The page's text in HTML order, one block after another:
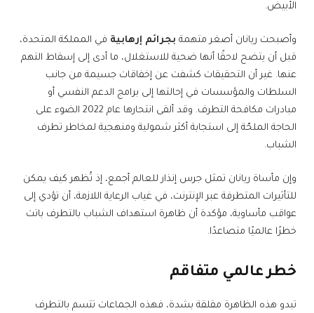
الأبيض.
وأصبحت ريانان أصغر متهمة بجرائم إرهابية في المملكة المتحدة،
قبل أن يتضح لاحقًا أنها ضحية للاستغلال، ما أدى إلى إسقاط التهم
عنها. غير أن التحقيقات كشفت عن إخفاقات جسيمة من جانب
السلطات والمؤسسات في إحالتها إلى برامج الدعم النفسي أو
مبادرات مكافحة التطرف. وقد ألقى انتحارها عام 2022 الضوء على
الحاجة الملحّة إلى استجابة أكثر شمولية ومنهجية لمخاطر تطرف
الشباب.
وإن مأساة ريانان تمثل جرس إنذار للعالم أجمع، إذ تُظهر كيف يمكن
للتأثيرات المتطرفة عبر الإنترنت، في غياب الرعاية اللازمة، أن تؤدي إلى
عواقب مأساوية، مؤكدة أن ظاهرة استهداف الشباب بالتطرف باتت
خطرًا عالميًا متصاعدًا.
خطر عالمي متفاقم
تبدو هذه الظاهرة مقلقة بشدة، فهذه الجماعات تتسم بالتطرف